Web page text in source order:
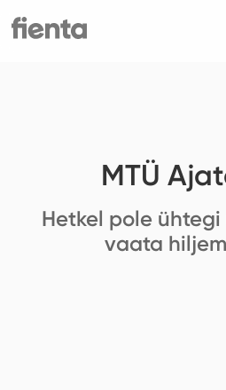
MTÜ
Hetkel pole
vaata